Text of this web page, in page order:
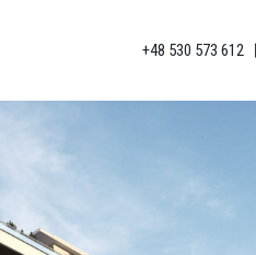
+48 530 573 612